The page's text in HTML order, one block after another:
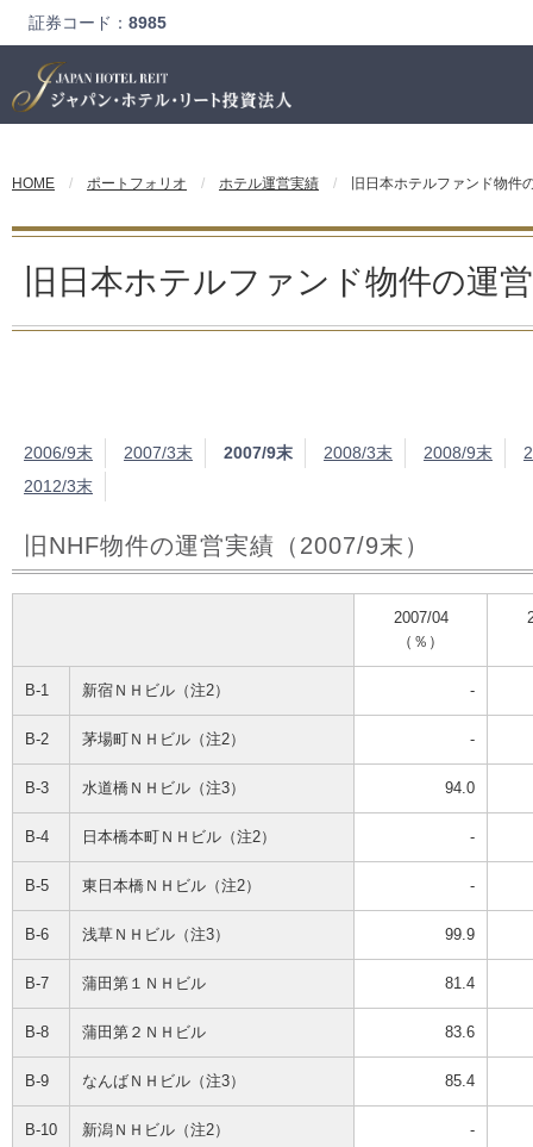
証券コード： 8985
HOME ポートフォリオ ホテル運営実績 旧日本ホテルファンド物件
旧日本ホテルファンド物件の運
2006/9末 2007/3末 2007/9末 2008/3末 2008/9末
2012/3末
旧NHF物件の運営実績（2007/9末）
2007/04
（％）
B-1 新宿ＮＨビル（注2） -
B-2 茅場町ＮＨビル（注2） -
B-3 水道橋ＮＨビル（注3） 94.0
B-4 日本橋本町ＮＨビル（注2） -
B-5 東日本橋ＮＨビル（注2） -
B-6 浅草ＮＨビル（注3） 99.9
B-7 蒲田第１ＮＨビル 81.4
B-8 蒲田第２ＮＨビル 83.6
B-9 なんばＮＨビル（注3） 85.4
B-10 新潟ＮＨビル（注2） -